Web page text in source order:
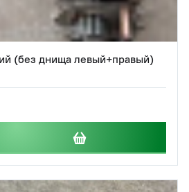
(без днища левый+правый)